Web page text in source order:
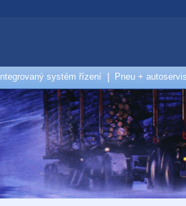
Integrovaný systém řízení Pneu +